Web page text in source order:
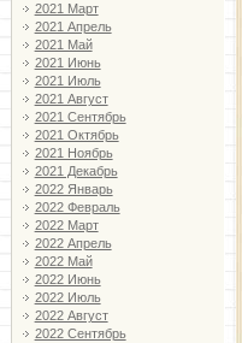
2021 Март
2021 Апрель
2021 Май
2021 Июнь
2021 Июль
2021 Август
2021 Сентябрь
2021 Октябрь
2021 Ноябрь
2021 Декабрь
2022 Январь
2022 Февраль
2022 Март
2022 Апрель
2022 Май
2022 Июнь
2022 Июль
2022 Август
2022 Сентябрь